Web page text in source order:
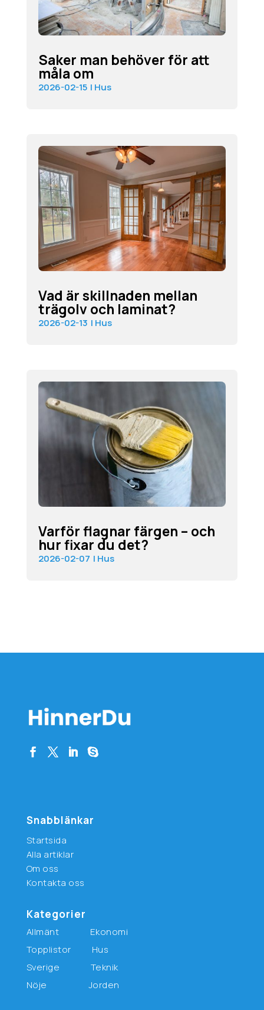
Saker man behöver för att
måla om
2026-02-15 | Hus
Vad är skillnaden mellan
trägolv och laminat?
2026-02-13 | Hus
Varför flagnar färgen – och
hur fixar du det?
2026-02-07 | Hus
Snabblänkar
Startsida
Alla artiklar
Om oss
Kontakta oss
Kategorier
Allmänt
Ekonomi
Topplistor
Hus
Sverige
Teknik
Nöje
Jorden